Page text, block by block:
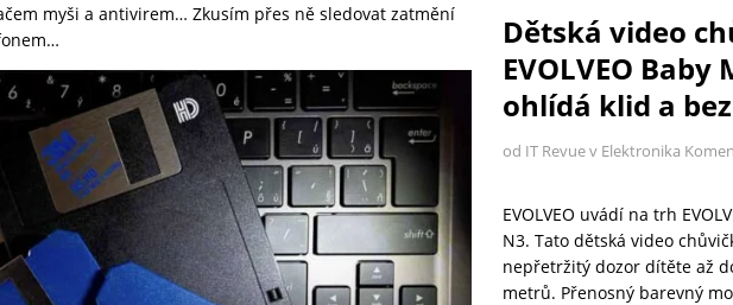
myši a antivirem… Zkusím přes ně sledovat zatmění
Dětská video
EVOLVEO
ohlídá klid a
od IT Revue v Elektronika
EVOLVEO uvádí na trh
N3. Tato dětská video
nepřetržitý dozor dítěte až
metrů. Přenosný barevný